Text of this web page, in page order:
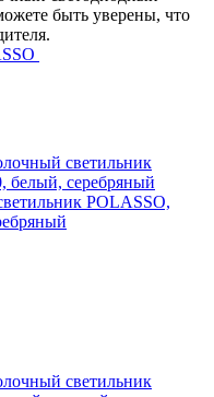
быть уверены, что
POLASSO,